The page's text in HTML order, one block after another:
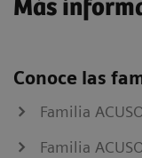
Más
Conoce las
Familia
Familia